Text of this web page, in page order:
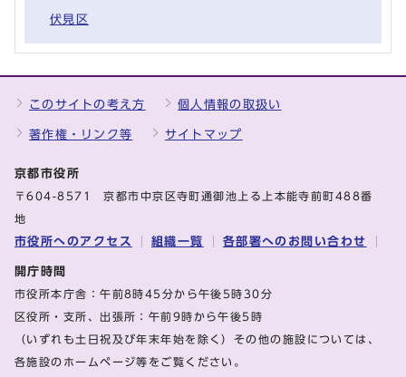
伏見区
このサイトの考え方 個人情報の取扱い
著作権・リンク等 サイトマップ
京都市役所
〒604-8571 京都市中京区寺町通御池上る上本能寺前町488番
地
市役所へのアクセス 組織一覧 各部署へのお問い合わせ
開庁時間
市役所本庁舎：午前8時45分から午後5時30分
区役所・支所、出張所：午前9時から午後5時
（いずれも土日祝及び年末年始を除く）その他の施設については、
各施設のホームページ等をご覧ください。